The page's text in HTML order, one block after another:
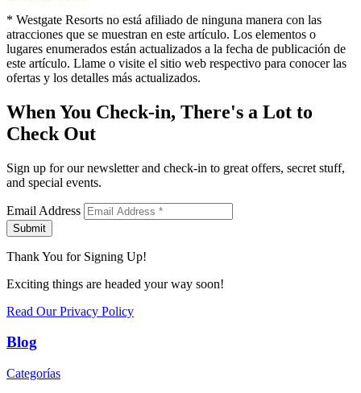
* Westgate Resorts no está afiliado de ninguna manera con las
atracciones que se muestran en este artículo. Los elementos o
lugares enumerados están actualizados a la fecha de publicación de
este artículo. Llame o visite el sitio web respectivo para conocer las
ofertas y los detalles más actualizados.
When You Check-in, There's a Lot to
Check Out
Sign up for our newsletter and check-in to great offers, secret stuff,
and special events.
Email Address
Submit
Thank You for Signing Up!
Exciting things are headed your way soon!
Read Our Privacy Policy
Blog
Categorías